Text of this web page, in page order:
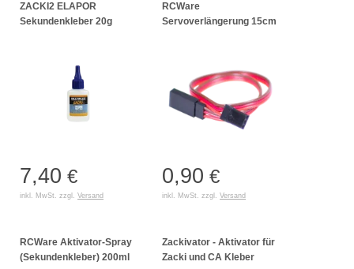
ZACKI2 ELAPOR
Sekundenkleber 20g
7,40 €
inkl. MwSt. zzgl. Versand
RCWare
Servoverlängerung 15cm
0,90 €
inkl. MwSt. zzgl. Versand
RCWare Aktivator-Spray
(Sekundenkleber) 200ml
Zackivator - Aktivator für
Zacki und CA Kleber